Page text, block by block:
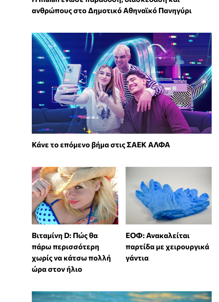
ανθρώπους στο Δημοτικό Αθηναϊκό Πανηγύρι
Κάνε το επόμενο βήμα στις ΣΑΕΚ ΑΛΦΑ
Βιταμίνη D: Πώς θα
πάρω περισσότερη
χωρίς να κάτσω πολλή
ώρα στον ήλιο
ΕΟΦ: Ανακαλείται
παρτίδα με χειρουργικά
γάντια